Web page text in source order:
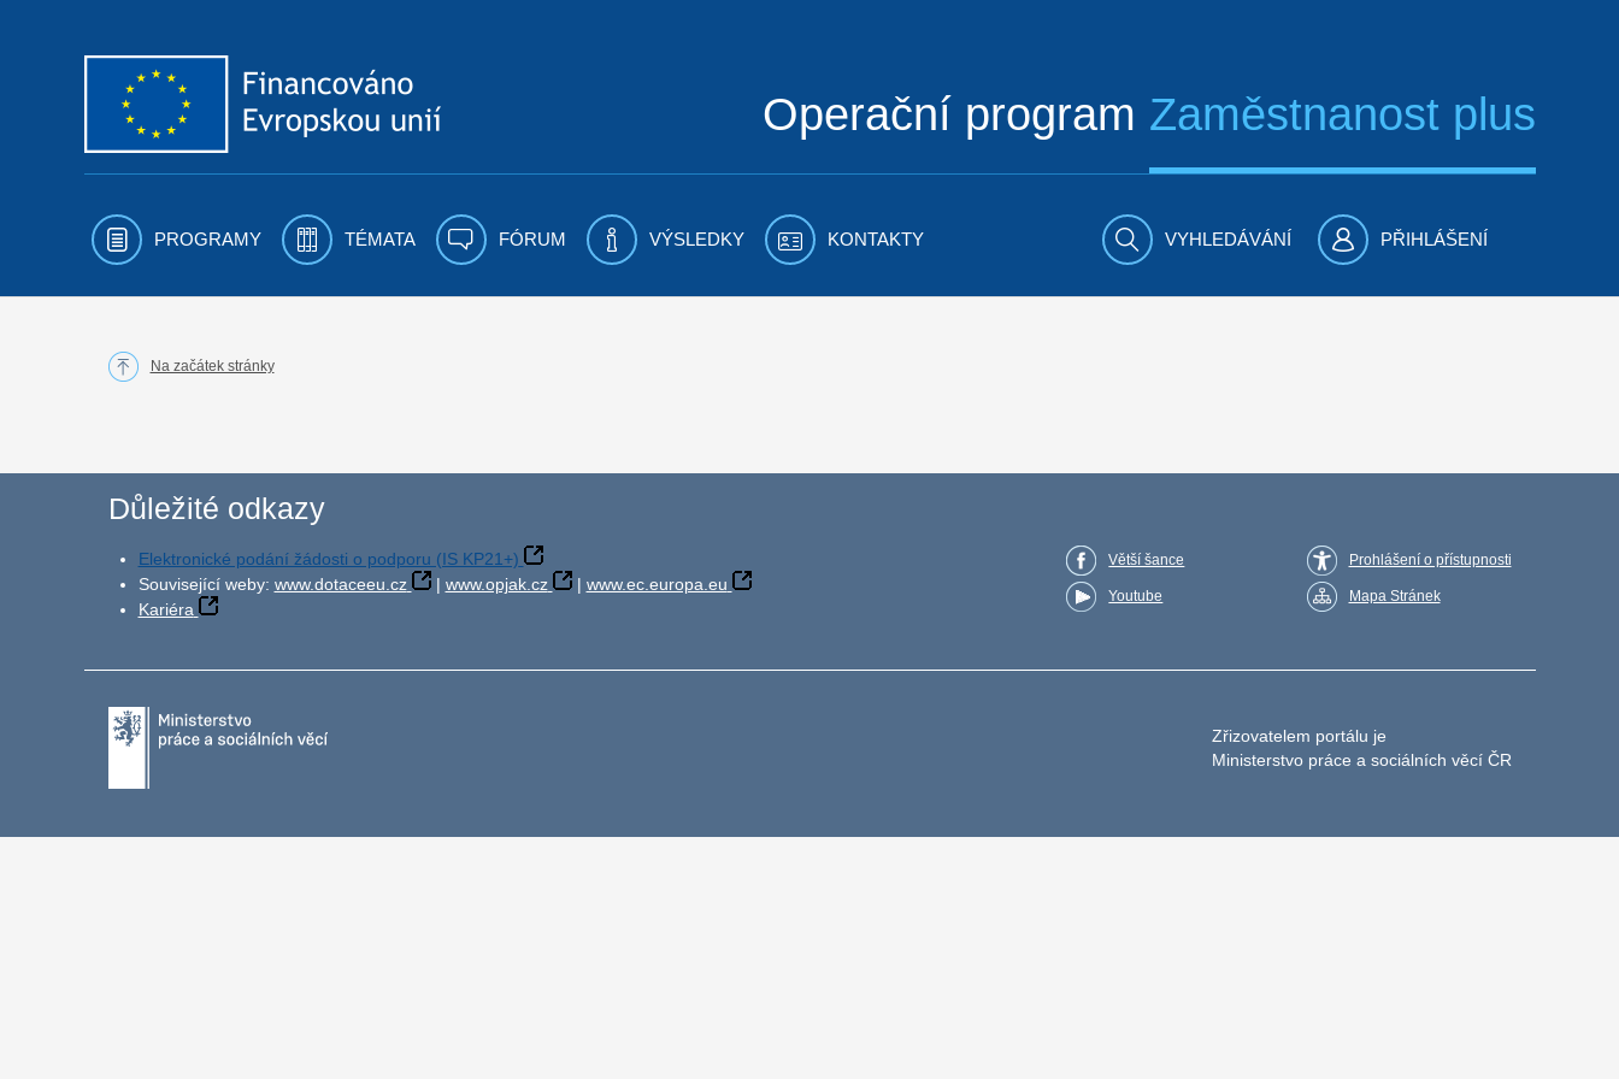
Operační program Zaměstnanost plus
PROGRAMY TÉMATA FÓRUM VÝSLEDKY KONTAKTY VYHLEDÁVÁNÍ PŘIHLÁŠENÍ
Na začátek stránky
Důležité odkazy
Elektronické podání žádosti o podporu (IS KP21+)
Související weby: www.dotaceeu.cz | www.opjak.cz | www.ec.europa.eu
Kariéra
Větší šance
Youtube
Prohlášení o přístupnosti
Mapa Stránek
Zřizovatelem portálu je
Ministerstvo práce a sociálních věcí ČR